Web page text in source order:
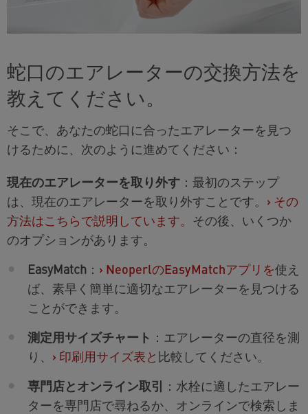
蛇口のエアレーターの交換方法を
教えてください。
そこで、あなたの蛇口に合ったエアレーターを見つ
けるために、次のように進めてください：
現在のエアレーターを取り外す ：最初のステップ
は、現在のエアレーターを取り外すことです。 › その
方法はこちらで説明しています。 その後、いくつか
のオプションがあります。
EasyMatch ： › NeoperlのEasyMatchアプリを使え
ば、素早く簡単に適切なエアレーターを見つける
ことができます。
測定用サイズチャート ：エアレーターの直径を測
り、 › 印刷用サイズ表と 比較してください。
専門店とオンライン取引 ：水栓に適したエアレー
ターを専門店で尋ねるか、オンラインで検索しま